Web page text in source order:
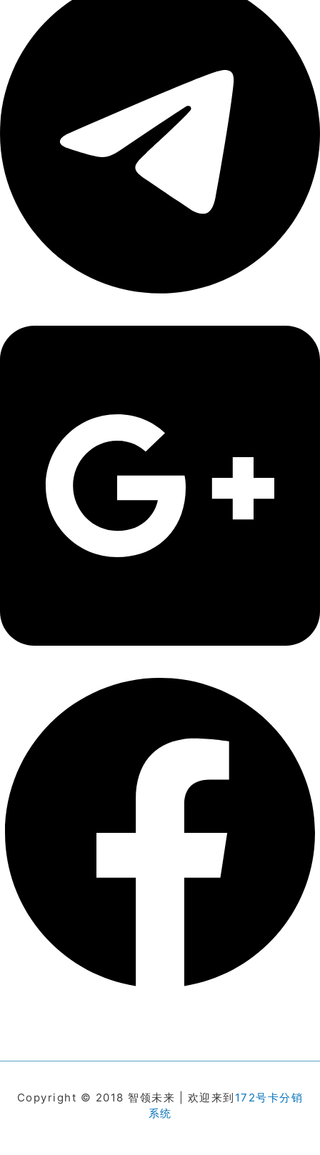
Copyright © 2018 智领未来 | 欢迎来到 172号卡分销
系统